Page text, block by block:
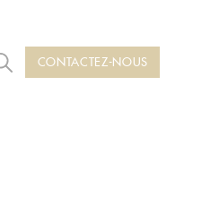
Rechercher
CONTACTEZ-NOUS